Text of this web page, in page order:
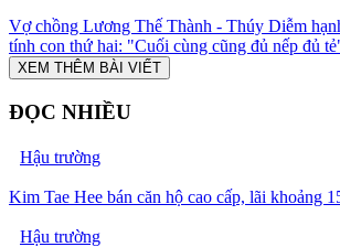
Vợ chồng Lương Thế Thành - Thúy Diễm
tính con thứ hai: "Cuối cùng cũng đủ nếp đủ
XEM THÊM BÀI VIẾT
ĐỌC NHIỀU
Hậu trường
Kim Tae Hee bán căn hộ cao cấp, lãi khoảng
Hậu trường